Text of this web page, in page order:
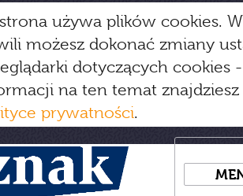
używa plików cookies.
możesz dokonać zmiany
dotyczących cookies
na ten temat
prywatności.